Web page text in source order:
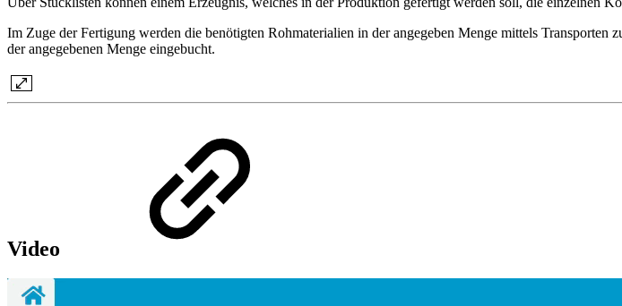
Im Zuge der Fertigung werden die benötigten Rohmaterialien in der angegeben Menge mittels
der angegebenen Menge eingebucht.
Video